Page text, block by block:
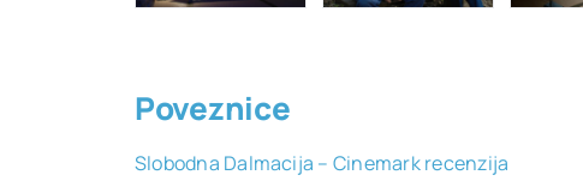
Poveznice
Slobodna Dalmacija – Cinemark recenzija